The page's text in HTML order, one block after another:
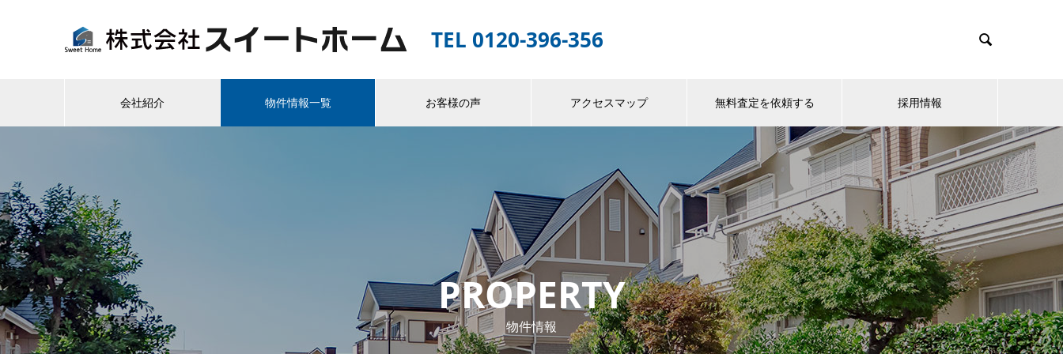
TEL 0120-396-356 
会社紹介 物件情報一覧 お客様の声 アクセスマップ 無料査定を依頼する 採用情報
PROPERTY
物件情報